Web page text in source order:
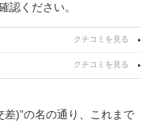
認ください。
)”の名の通り、これまで